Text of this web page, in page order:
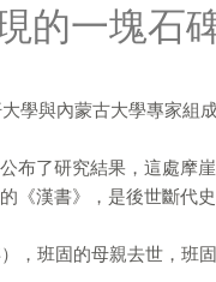
的一塊石
學與內蒙古大學專家組
布了研究結果，這處摩
《漢書》，是後世斷代
，班固的母親去世，班